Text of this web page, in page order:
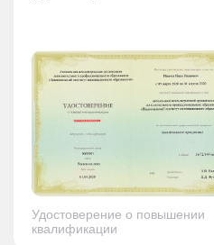
Удостоверение о повышении
квалификации